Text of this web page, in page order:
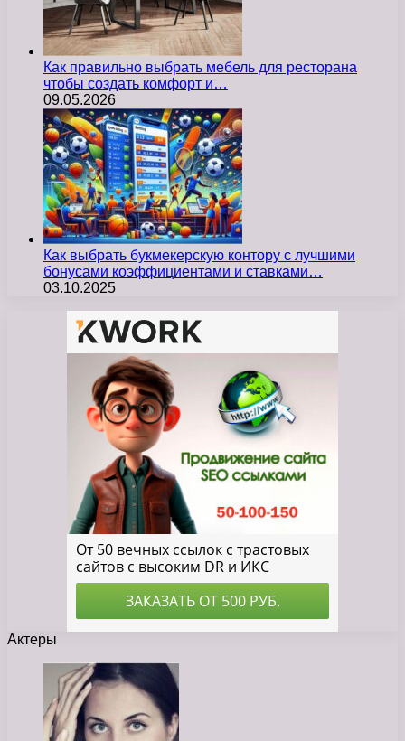
Как правильно выбрать мебель для ресторана
чтобы создать комфорт и…
09.05.2026
Как выбрать букмекерскую контору с лучшими
бонусами коэффициентами и ставками…
03.10.2025
Актеры